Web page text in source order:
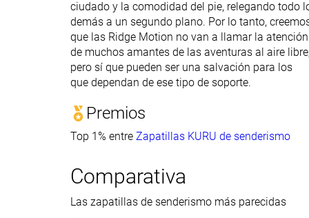
ciudado y la comodidad del pie, relegando todo
demás a un segundo plano. Por lo tanto,
que las Ridge Motion no van a llamar la atención
de muchos amantes de las aventuras al aire
pero sí que pueden ser una salvación para los
que dependan de ese tipo de soporte.
Premios
Top 1% entre Zapatillas KURU de senderismo
Comparativa
Las zapatillas de senderismo más parecidas